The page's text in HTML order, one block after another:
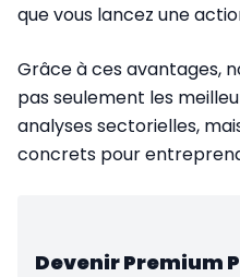
que vous lancez une
Grâce à ces avantages,
pas seulement les
analyses sectorielles,
concrets pour
Devenir Premium